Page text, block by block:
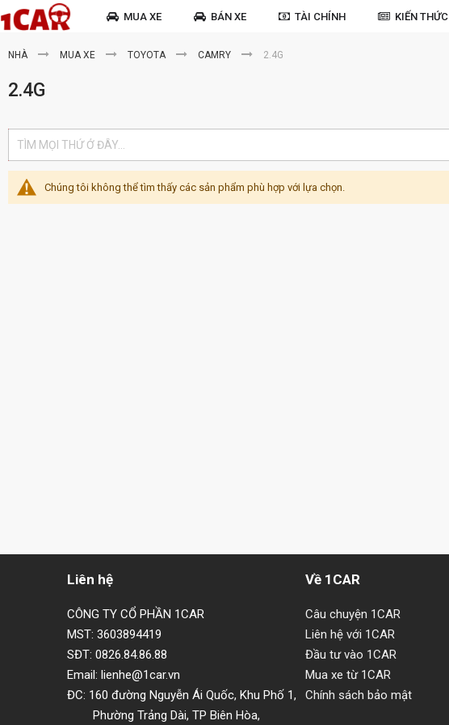
MUA XE BÁN XE TÀI CHÍNH KIẾN THỨC
NHÀ MUA XE TOYOTA CAMRY 2.4G
2.4G
Chúng tôi không thể tìm thấy các sản phẩm phù hợp với lựa chọn.
Liên hệ
CÔNG TY CỔ PHẦN 1CAR
MST: 3603894419
SĐT: 0826.84.86.88
Email: lienhe@1car.vn
ĐC: 160 đường Nguyễn Ái Quốc, Khu Phố 1,
Phường Trảng Dài, TP Biên Hòa,
Về 1CAR
Câu chuyện 1CAR
Liên hệ với 1CAR
Đầu tư vào 1CAR
Mua xe từ 1CAR
Chính sách bảo mật